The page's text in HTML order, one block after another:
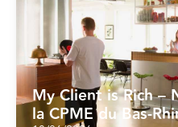
My Client is Rich –
la CPME du Bas-